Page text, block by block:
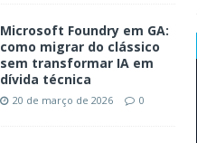
Microsoft Foundry em GA:
como migrar do clássico
sem transformar IA em
dívida técnica
20 de março de 2026 0